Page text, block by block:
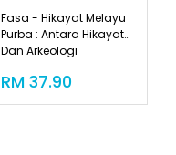
Fasa - Hikayat Melayu
Purba : Antara Hikayat
Dan Arkeologi
RM 37.90